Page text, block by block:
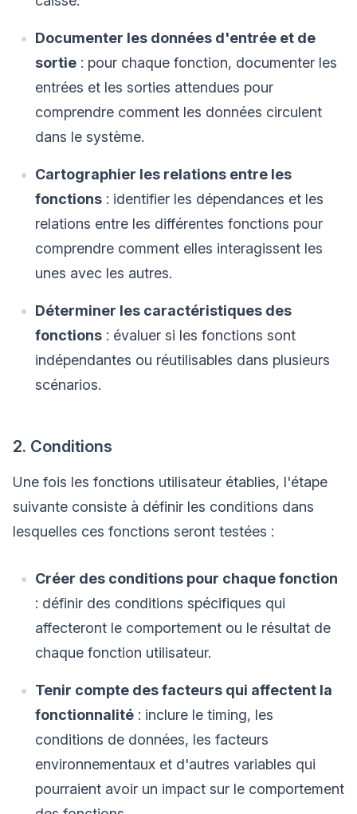
Documenter les données d'entrée et de
sortie : pour chaque fonction, documenter les
entrées et les sorties attendues pour
comprendre comment les données circulent
dans le système.
Cartographier les relations entre les
fonctions : identifier les dépendances et les
relations entre les différentes fonctions pour
comprendre comment elles interagissent les
unes avec les autres.
Déterminer les caractéristiques des
fonctions : évaluer si les fonctions sont
indépendantes ou réutilisables dans plusieurs
scénarios.
2. Conditions
Une fois les fonctions utilisateur établies, l'étape
suivante consiste à définir les conditions dans
lesquelles ces fonctions seront testées :
Créer des conditions pour chaque fonction
: définir des conditions spécifiques qui
affecteront le comportement ou le résultat de
chaque fonction utilisateur.
Tenir compte des facteurs qui affectent la
fonctionnalité : inclure le timing, les
conditions de données, les facteurs
environnementaux et d'autres variables qui
pourraient avoir un impact sur le comportement